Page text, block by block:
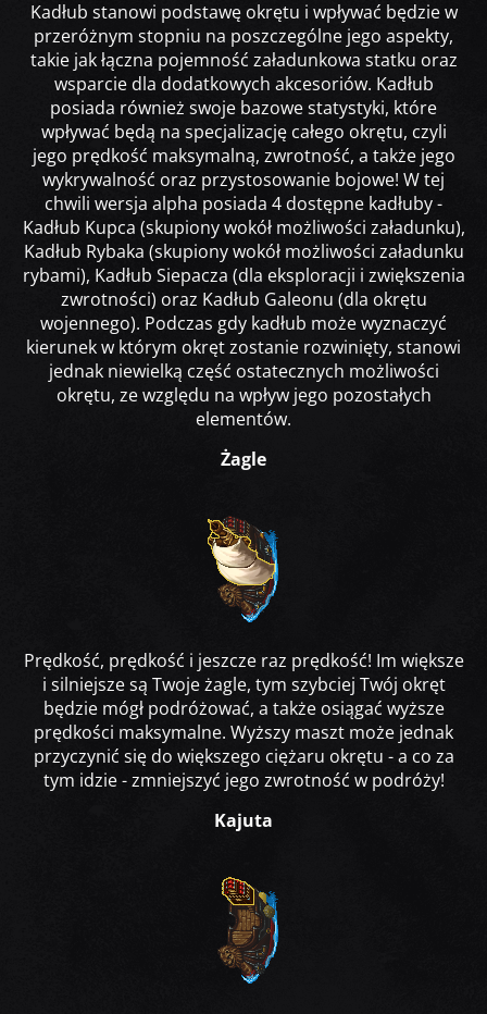
Kadłub stanowi podstawę okrętu i wpływać będzie w
przeróżnym stopniu na poszczególne jego aspekty,
takie jak łączna pojemność załadunkowa statku oraz
wsparcie dla dodatkowych akcesoriów. Kadłub
posiada również swoje bazowe statystyki, które
wpływać będą na specjalizację całego okrętu, czyli
jego prędkość maksymalną, zwrotność, a także jego
wykrywalność oraz przystosowanie bojowe! W tej
chwili wersja alpha posiada 4 dostępne kadłuby -
Kadłub Kupca (skupiony wokół możliwości załadunku),
Kadłub Rybaka (skupiony wokół możliwości załadunku
rybami), Kadłub Siepacza (dla eksploracji i zwiększenia
zwrotności) oraz Kadłub Galeonu (dla okrętu
wojennego). Podczas gdy kadłub może wyznaczyć
kierunek w którym okręt zostanie rozwinięty, stanowi
jednak niewielką część ostatecznych możliwości
okrętu, ze względu na wpływ jego pozostałych
elementów.
Żagle
Prędkość, prędkość i jeszcze raz prędkość! Im większe
i silniejsze są Twoje żagle, tym szybciej Twój okręt
będzie mógł podróżować, a także osiągać wyższe
prędkości maksymalne. Wyższy maszt może jednak
przyczynić się do większego ciężaru okrętu - a co za
tym idzie - zmniejszyć jego zwrotność w podróży!
Kajuta